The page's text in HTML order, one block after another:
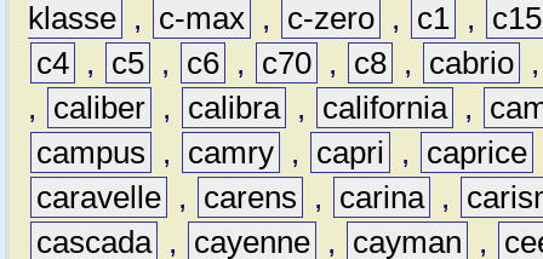
klasse , c-max , c-zero , c1 ,
c15
c4 , c5 , c6 , c70 , c8 , cabrio
,
caliber , calibra , california ,
campus
, camry , capri , caprice
caravelle , carens , carina ,
cascada , cayenne , cayman ,